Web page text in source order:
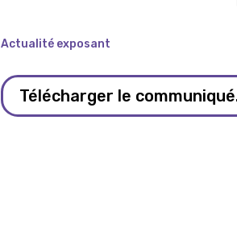
Actualité exposant
Télécharger le